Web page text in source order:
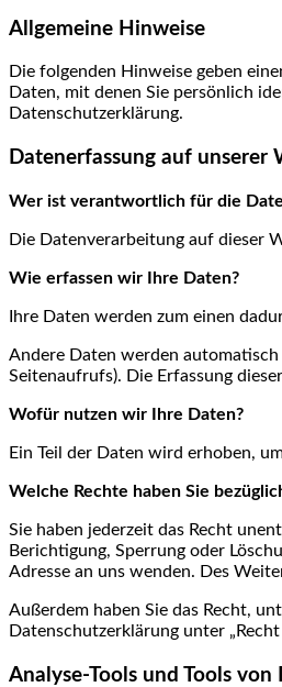
Allgemeine Hinweise
Die folgenden Hinweise geben
Daten, mit denen Sie persönlich
Datenschutzerklärung.
Datenerfassung auf unserer
Wer ist verantwortlich für die
Die Datenverarbeitung auf dieser
Wie erfassen wir Ihre Daten?
Ihre Daten werden zum einen
Andere Daten werden
Seitenaufrufs). Die Erfassung
Wofür nutzen wir Ihre Daten?
Ein Teil der Daten wird erhoben,
Welche Rechte haben Sie
Sie haben jederzeit das Recht
Berichtigung, Sperrung oder
Adresse an uns wenden. Des
Außerdem haben Sie das Recht,
Datenschutzerklärung unter
Analyse-Tools und Tools